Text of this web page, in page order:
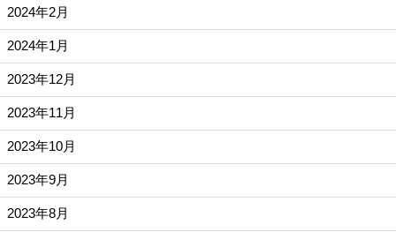
2024年2月
2024年1月
2023年12月
2023年11月
2023年10月
2023年9月
2023年8月